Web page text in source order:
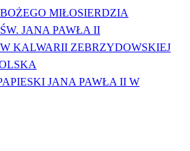
MIŁOSIERDZIA
JANA PAWŁA II
KALWARII ZEBRZYDOWSKIEJ
JANA PAWŁA II W